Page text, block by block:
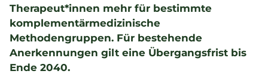
Aktuelle Veranstaltungen
Aktuelles
Therapeut*innen mehr für bestimmte
komplementärmedizinische
Methodengruppen. Für bestehende
Anerkennungen gilt eine Übergangsfrist bis
Ende 2040.